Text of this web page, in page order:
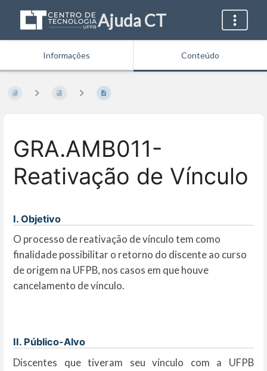
Ajuda CT
Informações Conteúdo
GRA.AMB011-
Reativação de Vínculo
I. Objetivo
O processo de reativação de vínculo tem como
finalidade possibilitar o retorno do discente ao curso
de origem na UFPB, nos casos em que houve
cancelamento de vínculo.
II. Público-Alvo
Discentes que tiveram seu vínculo com a UFPB